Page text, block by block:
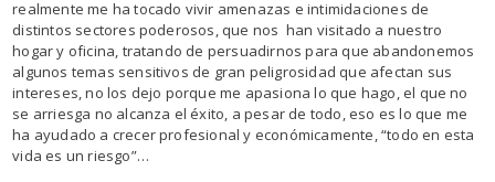
realmente me ha tocado vivir amenazas e intimidaciones de
distintos sectores poderosos, que nos han visitado a nuestro
hogar y oficina, tratando de persuadirnos para que abandonemos
algunos temas sensitivos de gran peligrosidad que afectan sus
intereses, no los dejo porque me apasiona lo que hago, el que no
se arriesga no alcanza el éxito, a pesar de todo, eso es lo que me
ha ayudado a crecer profesional y económicamente, “todo en esta
vida es un riesgo”…